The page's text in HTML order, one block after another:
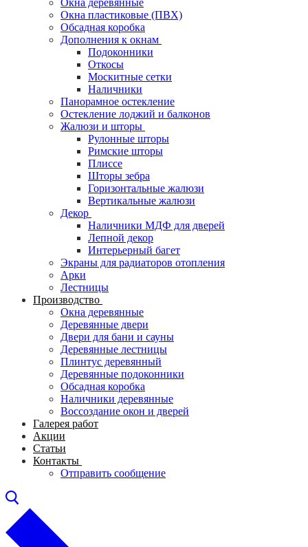
Окна деревянные
Окна пластиковые (ПВХ)
Обсадная коробка
Дополнения к окнам
Подоконники
Откосы
Москитные сетки
Наличники
Панорамное остекление
Остекление лоджий и балконов
Жалюзи и шторы
Рулонные шторы
Римские шторы
Плиссе
Шторы зебра
Горизонтальные жалюзи
Вертикальные жалюзи
Декор
Наличники МДФ для дверей
Лепной декор
Интерьерный багет
Экраны для радиаторов отопления
Арки
Лестницы
Производство
Окна деревянные
Деревянные двери
Двери для бани и сауны
Деревянные лестницы
Плинтус деревянный
Деревянные подоконники
Обсадная коробка
Наличники деревянные
Воссоздание окон и дверей
Галерея работ
Акции
Статьи
Контакты
Отправить сообщение